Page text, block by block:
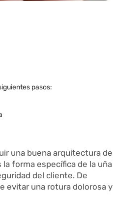
pasos:
una buena arquitectura de
forma específica de la uña
del cliente. De
evitar una rotura dolorosa y